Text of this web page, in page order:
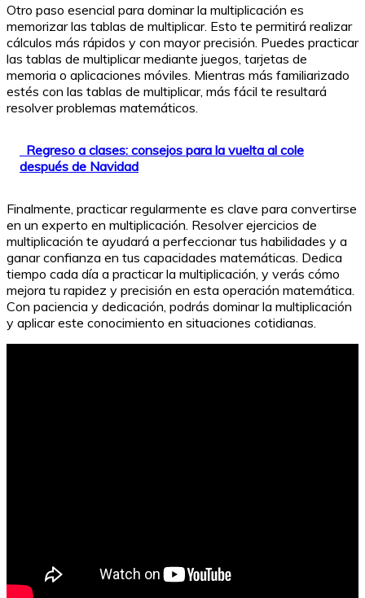
Otro paso esencial para dominar la multiplicación es
memorizar las tablas de multiplicar. Esto te permitirá realizar
cálculos más rápidos y con mayor precisión. Puedes practicar
las tablas de multiplicar mediante juegos, tarjetas de
memoria o aplicaciones móviles. Mientras más familiarizado
estés con las tablas de multiplicar, más fácil te resultará
resolver problemas matemáticos.
Regreso a clases: consejos para la vuelta al cole
después de Navidad
Finalmente, practicar regularmente es clave para convertirse
en un experto en multiplicación. Resolver ejercicios de
multiplicación te ayudará a perfeccionar tus habilidades y a
ganar confianza en tus capacidades matemáticas. Dedica
tiempo cada día a practicar la multiplicación, y verás cómo
mejora tu rapidez y precisión en esta operación matemática.
Con paciencia y dedicación, podrás dominar la multiplicación
y aplicar este conocimiento en situaciones cotidianas.